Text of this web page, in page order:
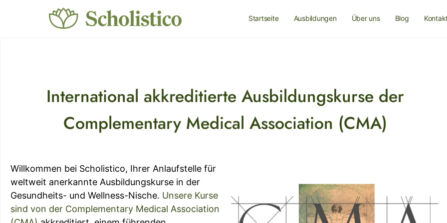
Startseite Ausbildungen Über uns Blog
International akkreditierte Ausbildungskurse der
Complementary Medical Association (CMA)
Willkommen bei Scholistico, Ihrer Anlaufstelle für
weltweit anerkannte Ausbildungskurse in der
Gesundheits- und Wellness-Nische. Unsere Kurse
sind von der Complementary Medical Association